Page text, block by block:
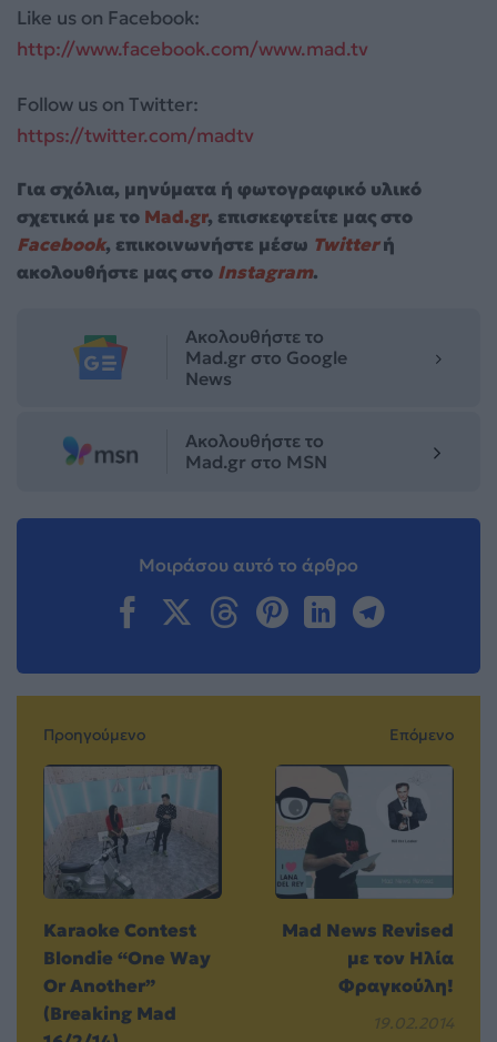
Like us on Facebook:
http://www.facebook.com/www.mad.tv
Follow us on Twitter:
https://twitter.com/madtv
Για σχόλια, μηνύματα ή φωτογραφικό υλικό
σχετικά με το Mad.gr, επισκεφτείτε μας στο
Facebook, επικοινωνήστε μέσω Twitterή
ακολουθήστε μας στο Instagram.
Ακολουθήστε το
Mad.gr στο Google
News
Ακολουθήστε το
Mad.gr στο MSN
Μοιράσου αυτό το άρθρο
Προηγούμενο
Karaoke Contest
Blondie “One Way
Or Another”
(Breaking Mad
Επόμενο
Mad News Revised
με τον Ηλία
Φραγκούλη!
19.02.2014